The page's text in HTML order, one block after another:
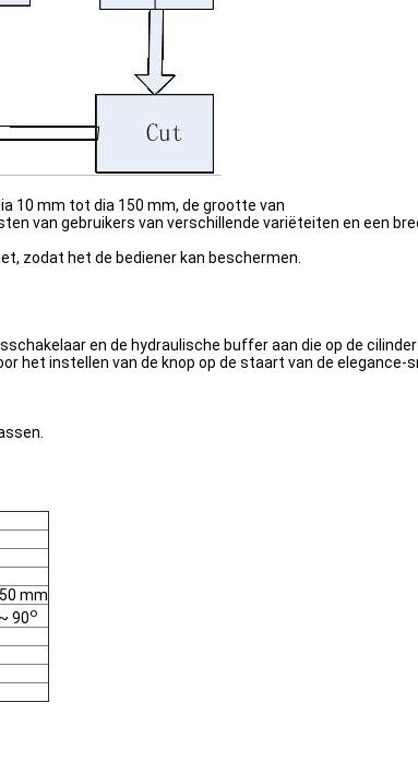
10 mm tot dia 150 mm, de grootte van
van gebruikers van verschillende variëteiten en een
zodat het de bediener kan beschermen.
en de hydraulische buffer aan die op de
het instellen van de knop op de staart van de
mm
90o